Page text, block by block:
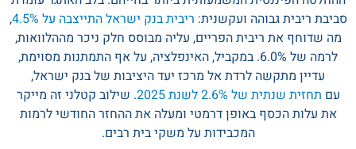
סביבת ריבית גבוהה ועקשנית: ריבית בנק ישראל התייצבה על 4.5%
,
מה שדוחף את ריבית הפריים, עליה מבוסס חלק ניכר מההלוואות,
לרמה של 6.0%. במקביל, האינפלציה, על אף התמתנות מסוימת,
עדיין מתקשה לרדת אל מרכז יעד היציבות של בנק ישראל,
עם תחזית שנתית של 2.6% לשנת 2025
. שילוב קטלני זה מייקר
את עלות הכסף באופן דרמטי ומעלה את ההחזר החודשי לרמות
המכבידות על משקי בית רבים.